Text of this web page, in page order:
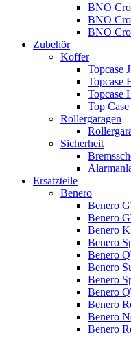
BNO
BNO
BNO
Zubehör
Koffer
Topcase
Topcase
Topcase
Top
Rollergaragen
Sicherheit
Ersatzteile
Benero
Benero
Benero
Benero
Benero
Benero
Benero
Benero
Benero
Benero
Benero
Benero